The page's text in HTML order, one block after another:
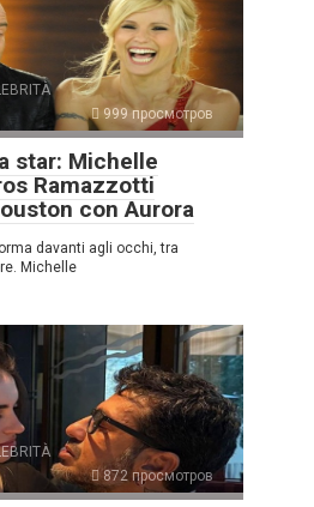
999 просмотров
star: Michelle
Ramazzotti
con Aurora
davanti agli occhi, tra
Michelle
872 просмотров